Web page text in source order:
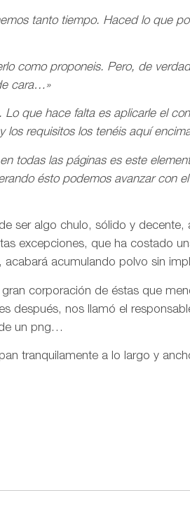
tanto tiempo. Haced lo que
como proponeis. Pero, de
cara…»
Lo que hace falta es aplicarle el
requisitos los tenéis aquí
todas las páginas es este
ésto podemos avanzar con
ser algo chulo, sólido y decente,
excepciones, que ha costado
acabará acumulando polvo sin
corporación de éstas que
después, nos llamó el
un png…
tranquilamente a lo largo y